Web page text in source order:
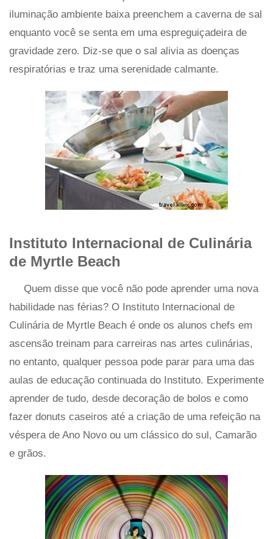
iluminação ambiente baixa preenchem a caverna de sal
enquanto você se senta em uma espreguiçadeira de
gravidade zero. Diz-se que o sal alivia as doenças
respiratórias e traz uma serenidade calmante.
Instituto Internacional de Culinária
de Myrtle Beach
Quem disse que você não pode aprender uma nova
habilidade nas férias? O Instituto Internacional de
Culinária de Myrtle Beach é onde os alunos chefs em
ascensão treinam para carreiras nas artes culinárias,
no entanto, qualquer pessoa pode parar para uma das
aulas de educação continuada do Instituto. Experimente
aprender de tudo, desde decoração de bolos e como
fazer donuts caseiros até a criação de uma refeição na
véspera de Ano Novo ou um clássico do sul, Camarão
e grãos.